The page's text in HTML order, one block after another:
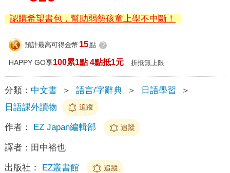
認購希望書包，幫助弱勢孩童上學不中斷！
預計最高可得金幣 15點 ?
HAPPY GO享100累1點 4點抵1元 折抵無上限
分類： 中文書 ＞ 語言/字辭典 ＞ 日語學習
＞
日語課外讀物
追蹤
作者： EZ Japan編輯部 追蹤
譯者： 田中裕也
出版社： EZ叢書館 追蹤